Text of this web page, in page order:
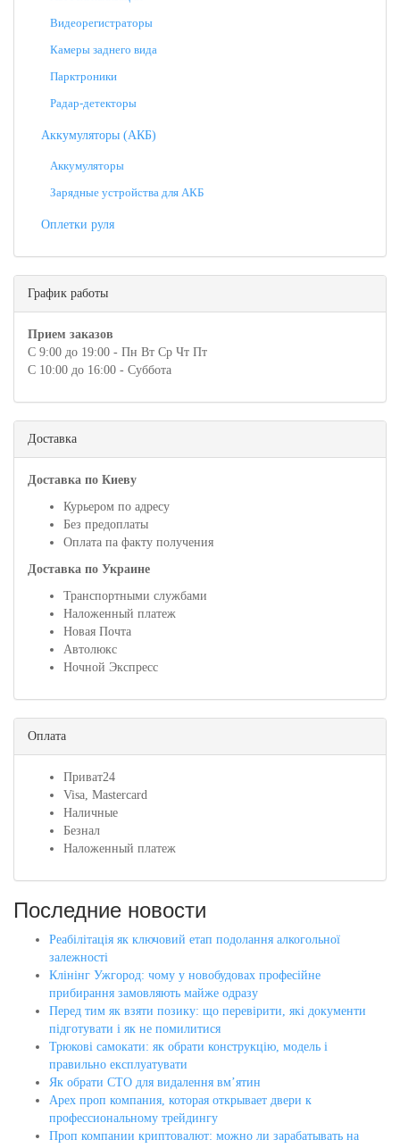
Видеорегистраторы
Камеры заднего вида
Парктроники
Радар-детекторы
Аккумуляторы (АКБ)
Аккумуляторы
Зарядные устройства для АКБ
Оплетки руля
График работы
Прием заказов
С 9:00 до 19:00 - Пн Вт Ср Чт Пт
С 10:00 до 16:00 - Суббота
Доставка
Доставка по Киеву
Курьером по адресу
Без предоплаты
Оплата па факту получения
Доставка по Украине
Транспортными службами
Наложенный платеж
Новая Почта
Автолюкс
Ночной Экспресс
Оплата
Приват24
Visa, Mastercard
Наличные
Безнал
Наложенный платеж
Последние новости
Реабілітація як ключовий етап подолання алкогольної
залежності
Клінінг Ужгород: чому у новобудовах професійне
прибирання замовляють майже одразу
Перед тим як взяти позику: що перевірити, які документи
підготувати і як не помилитися
Трюкові самокати: як обрати конструкцію, модель і
правильно експлуатувати
Як обрати СТО для видалення вм’ятин
Apex проп компания, которая открывает двери к
профессиональному трейдингу
Проп компании криптовалют: можно ли зарабатывать на